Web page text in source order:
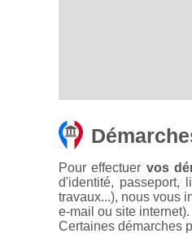
Pour effectuer vos
d'identité, passeport,
travaux...), nous vous
e-mail ou site internet).
Certaines démarches